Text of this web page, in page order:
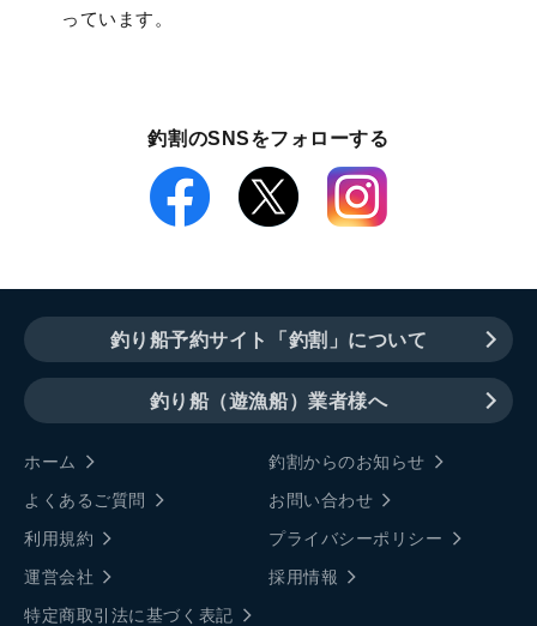
っています。
釣割のSNSをフォローする
釣り船予約サイト「釣割」について
釣り船（遊漁船）業者様へ
ホーム
釣割からのお知らせ
よくあるご質問
お問い合わせ
利用規約
プライバシーポリシー
運営会社
採用情報
特定商取引法に基づく表記